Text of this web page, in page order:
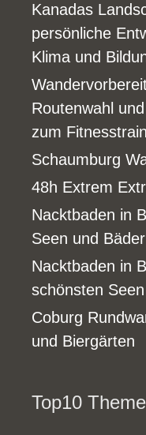
Kanadas
persönliche
Klima und
Routenwahl
zum
Schaumburg
48h Extrem
Nacktbaden in
Seen und
Nacktbaden in
schönsten
Coburg
und Biergärten
Top10